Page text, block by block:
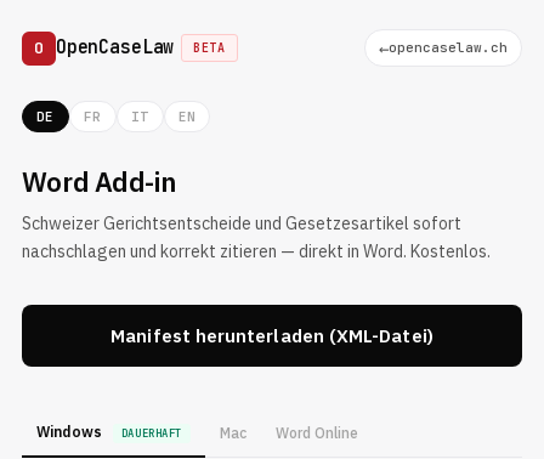
O OpenCaseLaw BETA ←opencaselaw.ch
DE FR IT EN
Word Add-in
Schweizer Gerichtsentscheide und Gesetzesartikel sofort
nachschlagen und korrekt zitieren — direkt in Word. Kostenlos.
Manifest herunterladen (XML-Datei)
Windows DAUERHAFT Mac Word Online